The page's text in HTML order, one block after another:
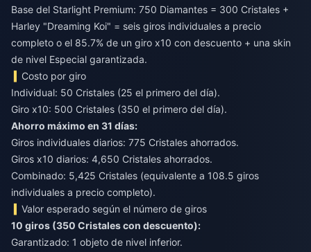
Base del Starlight Premium: 750 Diamantes = 300 Cristales +
Harley "Dreaming Koi" = seis giros individuales a precio
completo o el 85.7% de un giro x10 con descuento + una skin
de nivel Especial garantizada.
Costo por giro
Individual: 50 Cristales (25 el primero del día).
Giro x10: 500 Cristales (350 el primero del día).
Ahorro máximo en 31 días:
Giros individuales diarios: 775 Cristales ahorrados.
Giros x10 diarios: 4,650 Cristales ahorrados.
Combinado: 5,425 Cristales (equivalente a 108.5 giros
individuales a precio completo).
Valor esperado según el número de giros
10 giros (350 Cristales con descuento):
Garantizado: 1 objeto de nivel inferior.